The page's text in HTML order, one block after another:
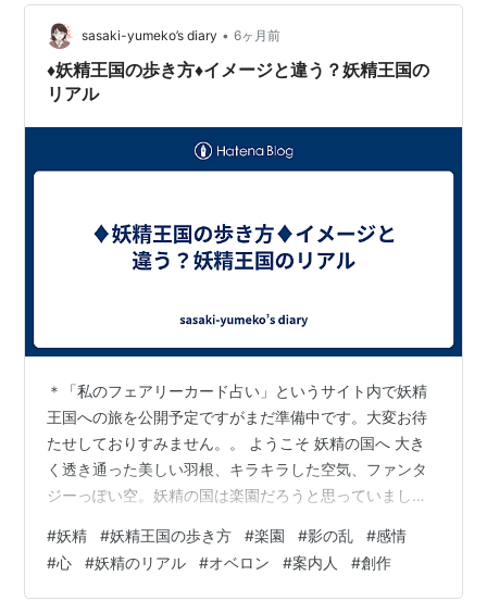
sasaki-yumeko’s diary • 6ヶ月前
♦妖精王国の歩き方♦イメージと違う？妖精王国の
リアル
＊「私のフェアリーカード占い」というサイト内で妖精
王国への旅を公開予定ですがまだ準備中です。大変お待
たせしておりすみません。。 ようこそ 妖精の国へ 大き
く透き通った美しい羽根、キラキラした空気、ファンタ
ジーっぽい空。妖精の国は楽園だろうと思っていました
した。 私自身、行き来するようになったのは最近ですし
長年にわたって王国を観察していたわけではないので、
「えっ、そうなの？」と驚かせてしまうこともあるかも
#妖精 #妖精王国の歩き方 #楽園 #影の乱 #感情
#心 #妖精のリアル #オベロン #案内人 #創作